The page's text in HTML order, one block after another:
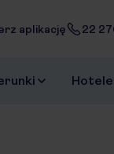
aplikację 22
Hotele